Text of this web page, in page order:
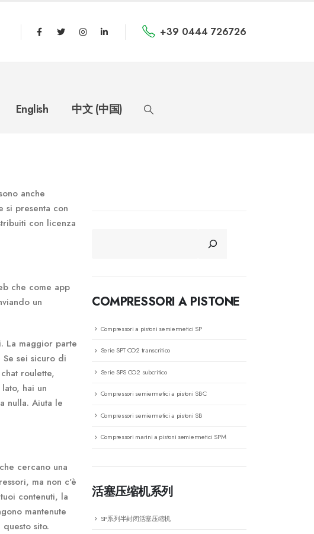
+39 0444 726726
English 中文 (中国)
anche
presenta con
con licenza
che come app
un
La maggior parte
sei sicuro di
roulette,
hai un
nulla. Aiuta le
cercano una
ma non c'è
contenuti, la
mantenute
sito.
COMPRESSORI A PISTONE
Compressori a pistoni semiermetici SP
Serie SPT CO2 transcritico
Serie SPS CO2 subcritico
Compressori semiermetici a pistoni SBC
Compressori semiermetici a pistoni SB
Compressori marini a pistoni semiermetici SPM
活塞压缩机系列
SP系列半封闭活塞压缩机